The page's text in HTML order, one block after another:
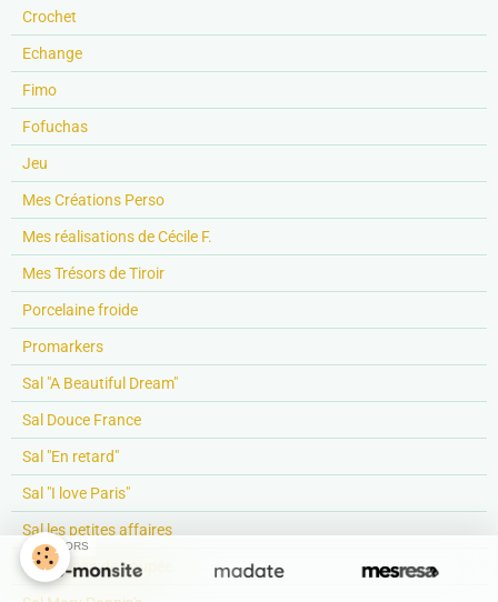
Crochet
Echange
Fimo
Fofuchas
Jeu
Mes Créations Perso
Mes réalisations de Cécile F.
Mes Trésors de Tiroir
Porcelaine froide
Promarkers
Sal "A Beautiful Dream"
Sal Douce France
Sal "En retard"
Sal "I love Paris"
Sal les petites affaires
Sal Maison de poupée
SPONSORS